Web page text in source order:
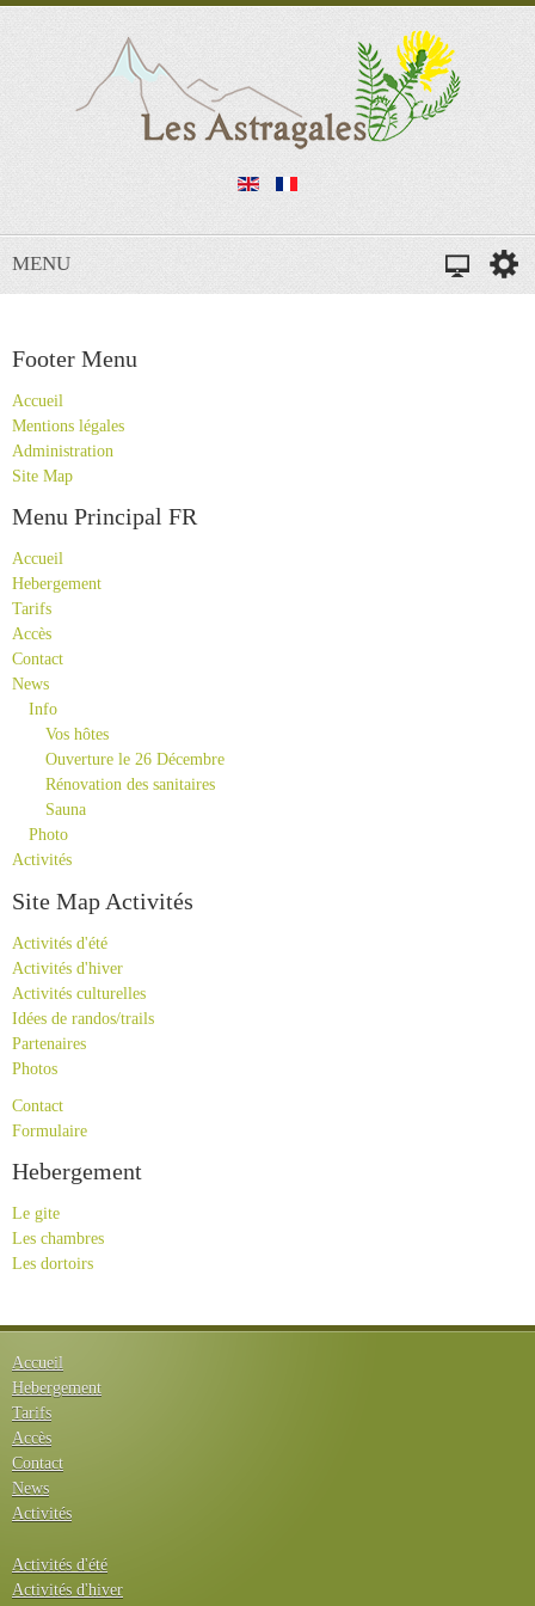
MENU
Footer Menu
Accueil
Mentions légales
Administration
Site Map
Menu Principal FR
Accueil
Hebergement
Tarifs
Accès
Contact
News
Info
Vos hôtes
Ouverture le 26 Décembre
Rénovation des sanitaires
Sauna
Photo
Activités
Site Map Activités
Activités d'été
Activités d'hiver
Activités culturelles
Idées de randos/trails
Partenaires
Photos
Contact
Formulaire
Hebergement
Le gite
Les chambres
Les dortoirs
Accueil
Hebergement
Tarifs
Accès
Contact
News
Activités
Activités d'été
Activités d'hiver